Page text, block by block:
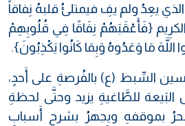
يعِدُ ولم يفِ فيمتلئُ قلبهُ نِفاقاً
{فَأَعْقَبَهُمْ نِفَاقًا فِي قُلُوبِهِمْ
اللَّهَ مَا وَعَدُوهُ وَبِمَا كَانُوا يَكْذِبُونَ}.
السِّبط (ع) بالفُرصةِ على أَحدٍ،
للطَّاغيةِ يزيد وحتَّى لحظةِ
بموقفهِ ويجهرُ بشرحِ أَسبابِ